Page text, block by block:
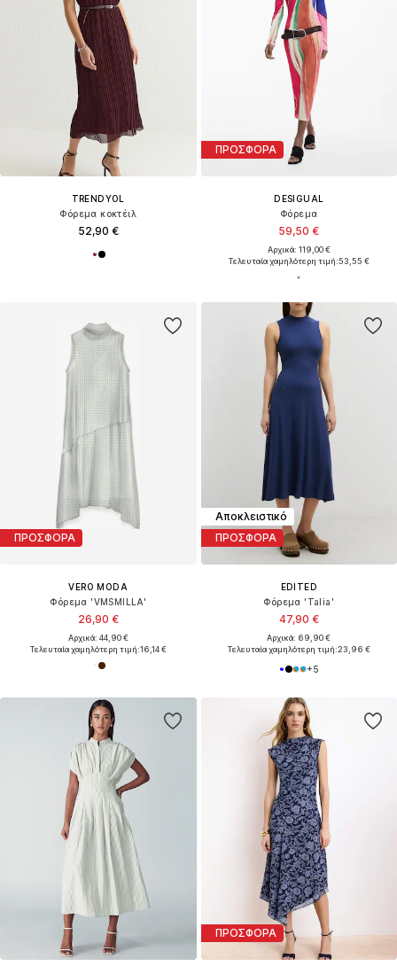
TRENDYOL
Φόρεμα κοκτέιλ
52,90 €
ΠΡΟΣΦΟΡΑ
DESIGUAL
Φόρεμα
59,50 €
Αρχικά: 119,00 €
Τελευταία χαμηλότερη τιμή:53,55 €
ΠΡΟΣΦΟΡΑ
VERO MODA
Φόρεμα 'VMSMILLA'
26,90 €
Αρχικά: 44,90 €
Τελευταία χαμηλότερη τιμή:16,14 €
Αποκλειστικό
ΠΡΟΣΦΟΡΑ
EDITED
Φόρεμα 'Talia'
47,90 €
Αρχικά: 69,90 €
Τελευταία χαμηλότερη τιμή:23,96 €
+5
ΠΡΟΣΦΟΡΑ